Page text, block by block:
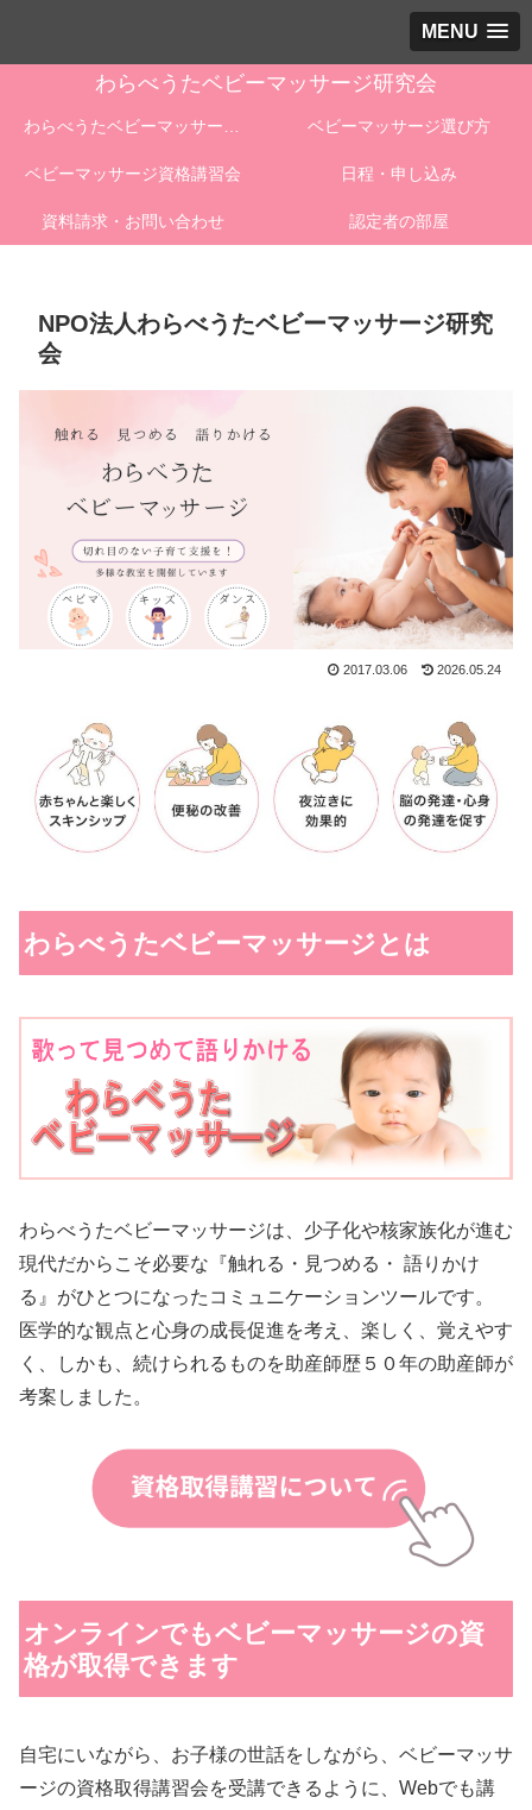
MENU
わらべうたベビーマッサージ研究会
ベビーマッサージ選び方
ベビーマッサージ資格講習会 日程・申し込み
資料請求・お問い合わせ 認定者の部屋
NPO法人わらべうたベビーマッサージ研究
会
2017.03.06 2026.05.24
わらべうたベビーマッサージとは
わらべうたベビーマッサージは、少子化や核家族化が進む
現代だからこそ必要な『触れる・見つめる・ 語りかけ
る』がひとつになったコミュニケーションツールです。
医学的な観点と心身の成長促進を考え、楽しく、覚えやす
く、しかも、続けられるものを助産師歴５０年の助産師が
考案しました。
オンラインでもベビーマッサージの資
格が取得できます
自宅にいながら、お子様の世話をしながら、ベビーマッサ
ージの資格取得講習会を受講できるように、Webでも講